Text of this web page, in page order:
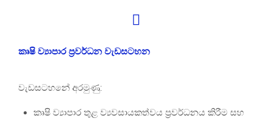
කෘෂි ව්‍යාපාර ප්‍රවර්ධන වැඩසටහන
වැඩසටහනේ අරමුණු:
කෘෂි ව්‍යාපාර තුළ ව්‍යවසායකත්වය ප්‍රවර්ධනය කිරීම සහ